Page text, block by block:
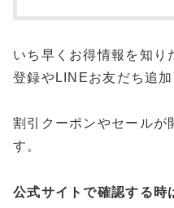
いち早くお得情報を知り
登録やLINEお友だち追加
割引クーポンやセールが
す。
公式サイトで確認する時